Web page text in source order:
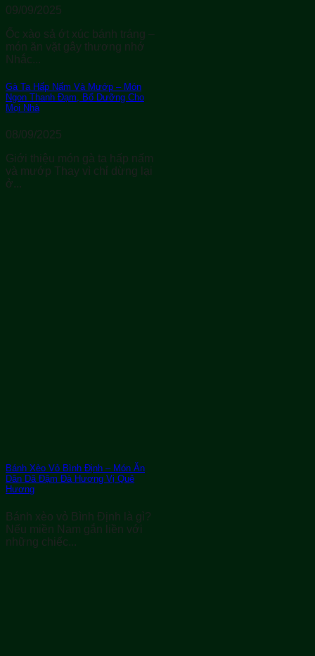
09/09/2025
Ốc xào sả ớt xúc bánh tráng –
món ăn vặt gây thương nhớ
Nhắc...
Gà Ta Hấp Nấm Và Mướp – Món
Ngon Thanh Đạm, Bổ Dưỡng Cho
Mọi Nhà
08/09/2025
Giới thiệu món gà ta hấp nấm
và mướp Thay vì chỉ dừng lại
ở...
Bánh Xèo Vỏ Bình Định – Món Ăn
Dân Dã Đậm Đà Hương Vị Quê
Hương
Bánh xèo vỏ Bình Định là gì?
Nếu miền Nam gắn liền với
những chiếc...